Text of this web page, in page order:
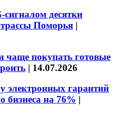
десятки
Поморья |
покупать готовые
| 14.07.2026
электронных гарантий
бизнеса на 76% |